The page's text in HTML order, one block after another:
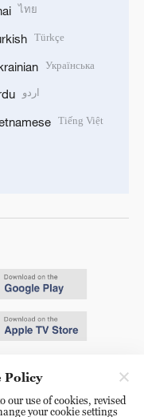
ไทย
Türkçe
Українська
اردو
Tiếng Việt
Policy
our use of cookies, revised
your cookie settings